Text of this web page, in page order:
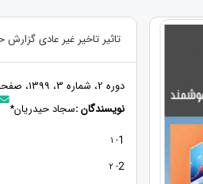
تاثیر تاخیر غیر عادی
دوره 2، شماره 3، 1399، صفحات 263 - 240
نویسندگان :سجاد حیدریان*
1
- 1
2
- 2